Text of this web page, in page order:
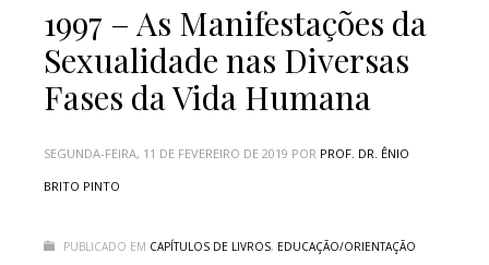
1997 – As Manifestações da
Sexualidade nas Diversas
Fases da Vida Humana
SEGUNDA-FEIRA, 11 DE FEVEREIRO DE 2019 POR PROF. DR. ÊNIO
BRITO PINTO
PUBLICADO EM CAPÍTULOS DE LIVROS, EDUCAÇÃO/ORIENTAÇÃO